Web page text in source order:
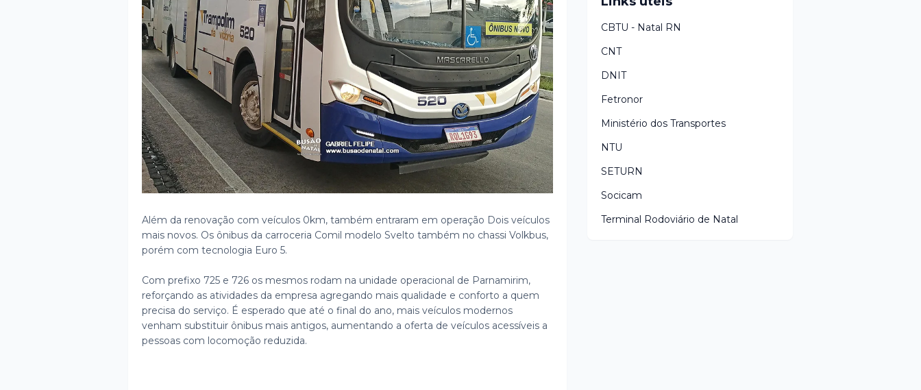
Além da renovação com veículos 0km, também entraram em operação Dois veículos
mais novos. Os ônibus da carroceria Comil modelo Svelto também no chassi Volkbus,
porém com tecnologia Euro 5.
Com prefixo 725 e 726 os mesmos rodam na unidade operacional de Parnamirim,
reforçando as atividades da empresa agregando mais qualidade e conforto a quem
precisa do serviço. É esperado que até o final do ano, mais veículos modernos
venham substituir ônibus mais antigos, aumentando a oferta de veículos acessíveis a
pessoas com locomoção reduzida.
CBTU - Natal RN
CNT
DNIT
Fetronor
Ministério dos Transportes
NTU
SETURN
Socicam
Terminal Rodoviário de Natal